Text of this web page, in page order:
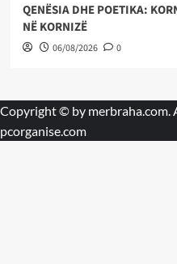
QENËSIA DHE POETIKA:
NË KORNIZË
06/08/2026 0
Copyright © by merbraha.com.
pcorganise.com